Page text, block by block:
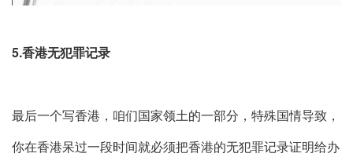
5.香港无犯罪记录
最后一个写香港，咱们国家领土的一部分，特殊国情导致，
你在香港呆过一段时间就必须把香港的无犯罪记录证明给办